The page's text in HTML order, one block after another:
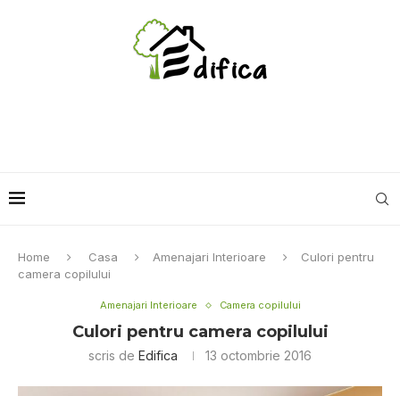
Home Casa Amenajari Interioare
Culori pentru
camera copilului
Amenajari Interioare Camera copilului
Culori pentru camera copilului
scris de Edifica 13 octombrie 2016